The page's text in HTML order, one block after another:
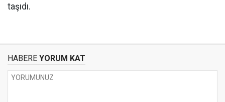
taşıdı.
HABERE YORUM KAT